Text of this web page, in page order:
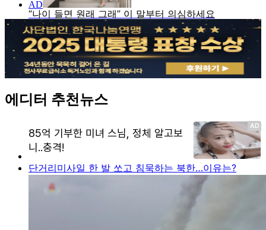
에디터 추천뉴스
단거리미사일 한 발 쏘고 침묵하는 북한…이유는?